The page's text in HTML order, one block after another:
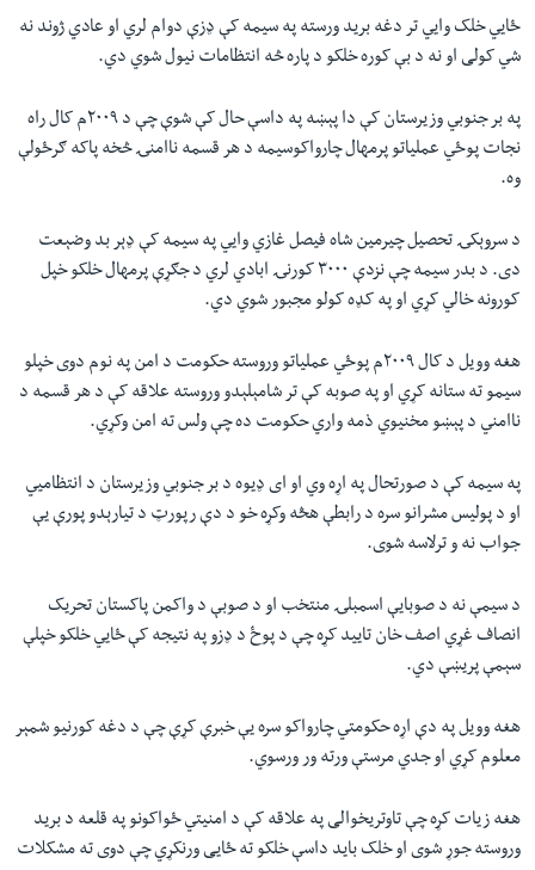
ځايي خلک وايي تر دغه برید ورسته په سیمه کې ډزې دوام لري او عادي ژوند نه
شي کولی او نه د بې کوره خلکو د پاره څه انتظامات نیول شوي دي.
په بر جنوبي وزیرستان کې دا پېښه په داسې حال کې شوې چې د ۲۰۰۹م کال راه
نجات پوځي عملیاتو پرمهال چارواکوسیمه د هر قسمه ناامنۍ څخه پاکه ګرځولې
وه.
د سروېکۍ تحصيل چيرمين شاه فيصل غازي وايي په سیمه کې ډېر بد وضېعت
دی. د بدر سیمه چې نزدې ۳۰۰۰ کورنۍ ابادي لري د جګړې پرمهال خلکو خپل
کورونه خالي کړي او په کډه کولو مجبور شوي دي.
هغه وویل د کال ۲۰۰۹م پوځي عملیاتو وروسته حکومت د امن په نوم دوی خپلو
سیمو ته ستانه کړي او په صوبه کې تر شامېلېدو وروسته علاقه کې د هر قسمه د
ناامني د پېښو مخنیوي ذمه واري حکومت ده چې ولس ته امن وکړي.
په سیمه کې د صورتحال په اړه وي او ای ډیوه د بر جنوبي وزيرستان د انتظاميي
او د پولیس مشرانو سره د رابطې هڅه وکړه خو د دې رپورټ د تیارېدو پورې يې
جواب نه و ترلاسه شوی.
د سیمې نه د صوبایې اسمبلۍ منتخب او د صوبې د واکمن پاکستان تحریک
انصاف غړي اصف خان تایید کړه چې د پوځ د ډزو په نتيجه کې ځايي خلکو خپلې
سېمې پریښې دي.
هغه وویل په دې اړه حکومتي چارواکو سره يې خبرې کړې چې د دغه کورنیو شمېر
معلوم کړي او جدي مرستې ورته ور ورسوي.
هغه زیات کړه چې تاوتریخوالی په علاقه کې د امنیتي ځواکونو په قلعه د برید
وروسته جوړ شوی او خلک باید داسې خلکو ته ځایی ورنکړي چې دوی ته مشکلات